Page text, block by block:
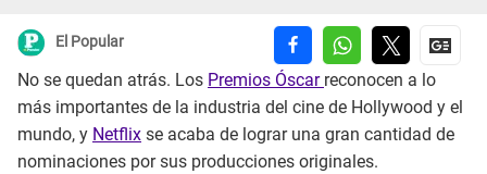
El Popular
No se quedan atrás. Los Premios Óscar reconocen a lo
más importantes de la industria del cine de Hollywood y el
mundo, y Netflix se acaba de lograr una gran cantidad de
nominaciones por sus producciones originales.